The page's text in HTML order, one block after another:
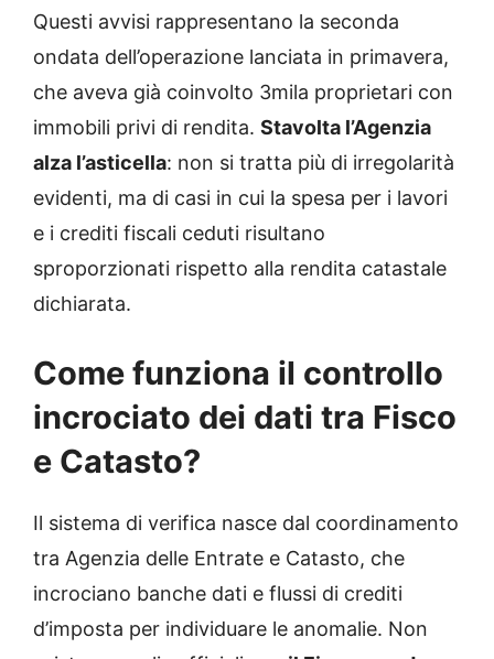
Questi avvisi rappresentano la seconda
ondata dell’operazione lanciata in primavera,
che aveva già coinvolto 3mila proprietari con
immobili privi di rendita. Stavolta l’Agenzia
alza l’asticella: non si tratta più di irregolarità
evidenti, ma di casi in cui la spesa per i lavori
e i crediti fiscali ceduti risultano
sproporzionati rispetto alla rendita catastale
dichiarata.
Come funziona il controllo
incrociato dei dati tra Fisco
e Catasto?
Il sistema di verifica nasce dal coordinamento
tra Agenzia delle Entrate e Catasto, che
incrociano banche dati e flussi di crediti
d’imposta per individuare le anomalie. Non